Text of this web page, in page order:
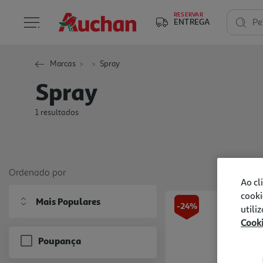
RESERVAR
ENTREGA
Marcas Spray
Spray
1 resultados
Ordenado por
Mais Populares
Poupança
-24%
Ao